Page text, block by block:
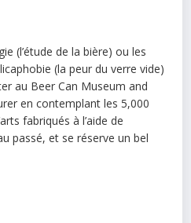
(l’étude de la bière) ou les
(la peur du verre vide)
au Beer Can Museum and
en contemplant les 5,000
fabriqués à l’aide de
passé, et se réserve un bel